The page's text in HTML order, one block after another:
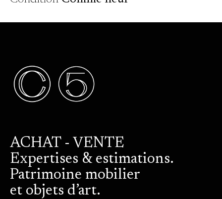
ACHAT - VENTE
Expertises & estimations.
Patrimoine mobilier
et objets d’art.